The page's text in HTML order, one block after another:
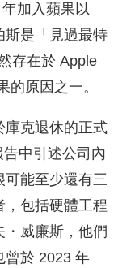
加入蘋果以
斯是「見過最特
存在於 Apple
的原因之一。
庫克退休的正式
中引述公司內
可能至少還有三
，包括硬體工程
・威廉斯，他們
曾於 2023 年